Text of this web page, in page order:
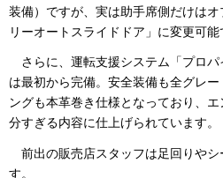
装備）ですが、実は助手席側だけは
リーオートスライドドア」に変更可能
さらに、運転支援システム「プロパ
は最初から完備。安全装備も全グレ
ングも本革巻き仕様となっており、
分すぎる内容に仕上げられています。
前出の販売店スタッフは足回りやシ
す。